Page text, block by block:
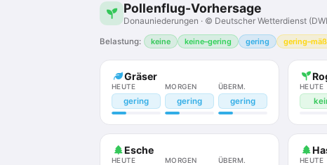
Pollenflug-Vorhersage
Donauniederungen · © Deutscher Wetterdienst
Belastung: keine keine–gering gering
Gräser
HEUTE
gering
MORGEN
gering
ÜBERM.
gering
HEUTE
Esche
HEUTE MORGEN ÜBERM. HEUTE